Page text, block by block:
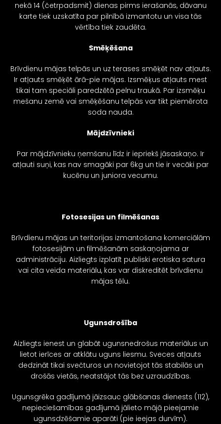
nekā 14 (četrpadsmit) dienas pirms ierašanās, dāvanu
karte tiek uzskatīta par pilnībā izmantotu un visa tās
vērtība tiek zaudēta.
Smēķēšana
Brīvdienu mājas telpās un uz terases smēķēt nav atļauts.
Ir atļauts smēķēt ārā-pie mājas. Izsmēķus atļauts mest
tikai tam speciāli paredzētā pelnu traukā. Par izsmēķu
mešanu zemē vai smēķēšanu telpās var tikt piemērota
soda nauda.
Mājdzīvnieki
Par mājdzīvnieku ņemšanu līdz ir iepriekš jāsaskaņo. Ir
atļauti suņi, kas nav smagāki par 6kg un tie ir vecāki par
kucēnu un juniora vecumu.
Fotosesijas un filmēšanas
Brīvdienu mājas un teritorijas izmantošana komerciālām
fotosesijām un filmēšanām saskaņojama ar
administrāciju. Aizliegts izplatīt publiski erotiska satura
vai cita veida materiālu, kas var diskreditēt brīvdienu
mājas tēlu.
Ugunsdrošība
Aizliegts ienest un glabāt ugunsnedrošus materiālus un
lietot ierīces ar atklātu uguns liesmu. Sveces atļauts
dedzināt tikai svečturos un novietojot tās stabilās un
drošās vietās, neatstājot tās bez uzraudzības.
Ugunsgrēka gadījumā jāizsauc glābšanas dienests (112),
nepieciešamības gadījumā jālieto mājā pieejamie
ugunsdzēšamie aparāti (pie ieejas durvīm).